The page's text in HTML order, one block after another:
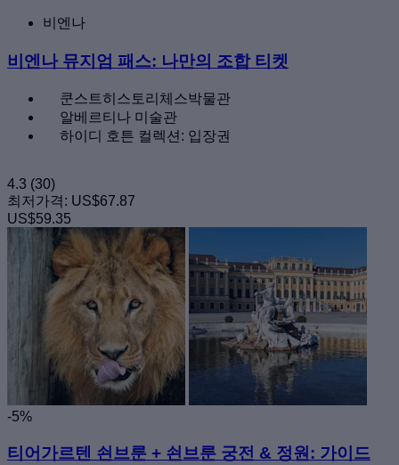
비엔나
비엔나 뮤지엄 패스: 나만의 조합 티켓
쿤스트히스토리체스박물관
알베르티나 미술관
하이디 호튼 컬렉션: 입장권
4.3 (30)
최저가격: US$67.87
US$59.35
-5%
티어가르텐 쇤브룬 + 쇤브룬 궁전 & 정원: 가이드